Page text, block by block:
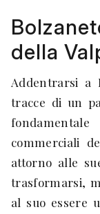
della
Addentrarsi a
tracce di un
commerciali
attorno alle
trasformarsi,
al suo essere